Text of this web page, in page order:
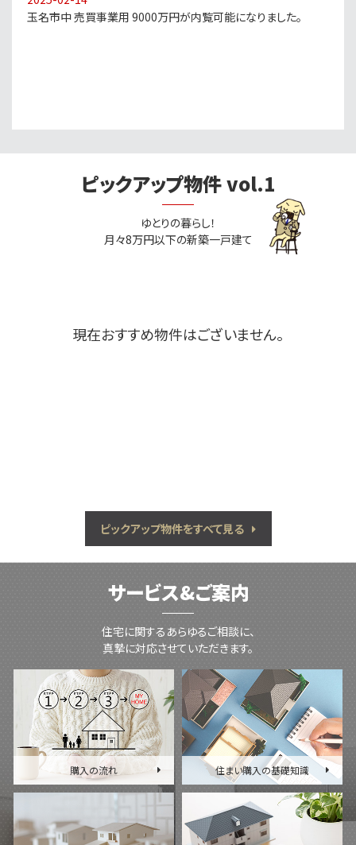
玉名市中 売買事業用 9000万円が内覧可能になりました。
ピックアップ物件 vol.1
ゆとりの暮らし！
月々8万円以下の新築一戸建て
現在おすすめ物件はございません。
ピックアップ物件をすべて見る
サービス&ご案内
住宅に関するあらゆるご相談に、
真摯に対応させていただきます。
購入の流れ 住まい購入の基礎知識